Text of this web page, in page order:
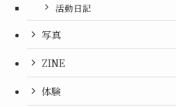
活動日記
写真
ZINE
体験